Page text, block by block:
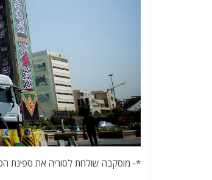
*- מוסקבה שולחת לסוריה את ספינת